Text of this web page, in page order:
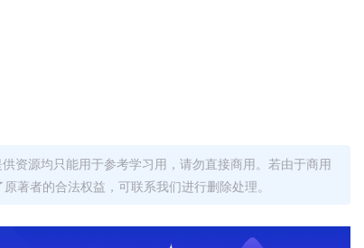
资源均只能用于参考学习用，请勿直接商用。若由于商用
著者的合法权益，可联系我们进行删除处理。